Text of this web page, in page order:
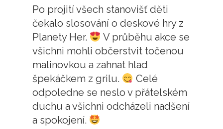
Po projití všech stanovišť děti
čekalo slosování o deskové hry z
Planety Her.
V průběhu akce se
všichni mohli občerstvit točenou
malinovkou a zahnat hlad
špekáčkem z grilu.
Celé
odpoledne se neslo v přátelském
duchu a všichni odcházeli nadšení
a spokojení.